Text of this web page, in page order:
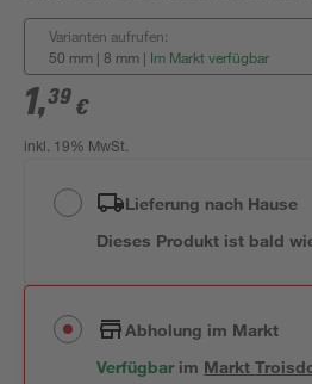
Varianten aufrufen:
50 mm | 8 mm | Im Markt verfügbar
1,39 €
inkl. 19% MwSt.
Lieferung nach Hause
Dieses Produkt ist bald
Abholung im Markt
Verfügbar im Markt